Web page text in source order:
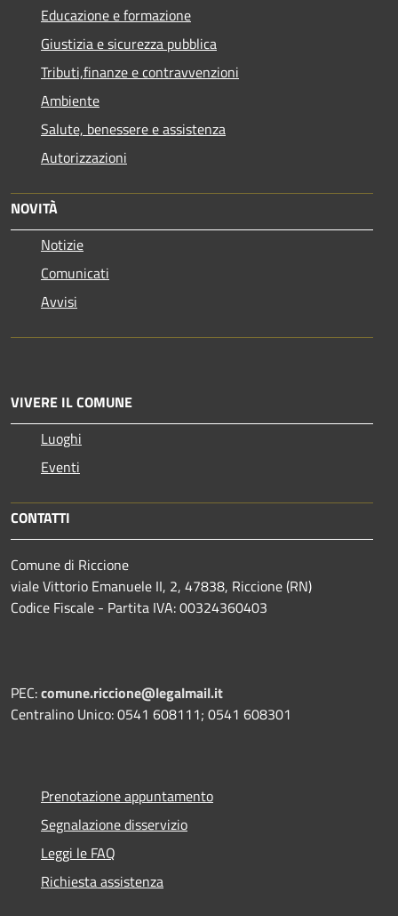
Educazione e formazione
Giustizia e sicurezza pubblica
Tributi,finanze e contravvenzioni
Ambiente
Salute, benessere e assistenza
Autorizzazioni
NOVITÀ
Notizie
Comunicati
Avvisi
VIVERE IL COMUNE
Luoghi
Eventi
CONTATTI
Comune di Riccione
viale Vittorio Emanuele II, 2, 47838, Riccione (RN)
Codice Fiscale - Partita IVA: 00324360403
PEC:comune.riccione@legalmail.it
Centralino Unico: 0541 608111; 0541 608301
Prenotazione appuntamento
Segnalazione disservizio
Leggi le FAQ
Richiesta assistenza